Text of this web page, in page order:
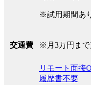
※試用期間あ
交通費 ※月3万円ま
リモート面接
履歴書不要